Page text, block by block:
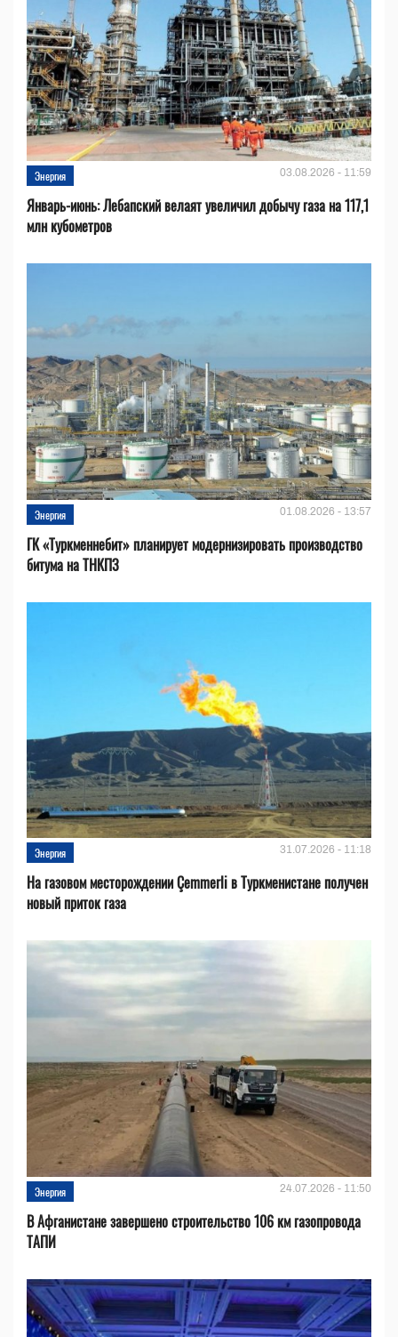
Энергия 03.08.2026 - 11:59
Январь-июнь: Лебапский велаят увеличил добычу газа на 117,1
млн кубометров
Энергия 01.08.2026 - 13:57
ГК «Туркменнебит» планирует модернизировать производство
битума на ТНКПЗ
Энергия 31.07.2026 - 11:18
На газовом месторождении Çemmerli в Туркменистане получен
новый приток газа
Энергия 24.07.2026 - 11:50
В Афганистане завершено строительство 106 км газопровода
ТАПИ